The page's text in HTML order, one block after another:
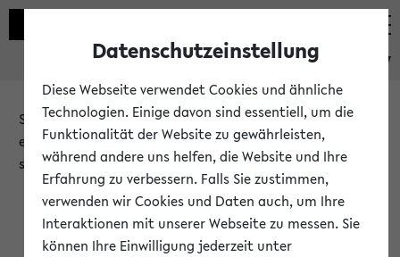
eKVV
Sie möchten auf eine eKVV Funktion zugreifen, die Ihnen
erst nach einer Anmeldung am System zur Verfügung
steht.
Bitte melden Sie sich an:
Datenschutzeinstellung
Diese Webseite verwendet Cookies und ähnliche
Technologien. Einige davon sind essentiell, um die
Funktionalität der Website zu gewährleisten,
während andere uns helfen, die Website und Ihre
Erfahrung zu verbessern. Falls Sie zustimmen,
verwenden wir Cookies und Daten auch, um Ihre
Interaktionen mit unserer Webseite zu messen. Sie
können Ihre Einwilligung jederzeit unter